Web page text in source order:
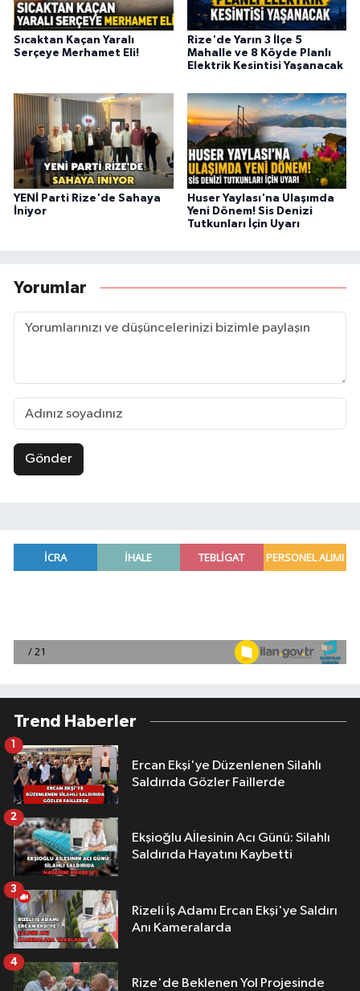
Sıcaktan Kaçan Yaralı
Serçeye Merhamet Eli!
Rize'de Yarın 3 İlçe 5
Mahalle ve 8 Köyde Planlı
Elektrik Kesintisi Yaşanacak
YENİ Parti Rize'de Sahaya
İniyor
Huser Yaylası'na Ulaşımda
Yeni Dönem! Sis Denizi
Tutkunları İçin Uyarı
Yorumlar
Gönder
Trend Haberler
Ercan Ekşi'ye Düzenlenen Silahlı
Saldırıda Gözler Faillerde
1
Ekşioğlu Aİlesinin Acı Günü: Silahlı
Saldırıda Hayatını Kaybetti
2
Rizeli İş Adamı Ercan Ekşi'ye Saldırı
Anı Kameralarda
3
Rize'de Beklenen Yol Projesinde
4